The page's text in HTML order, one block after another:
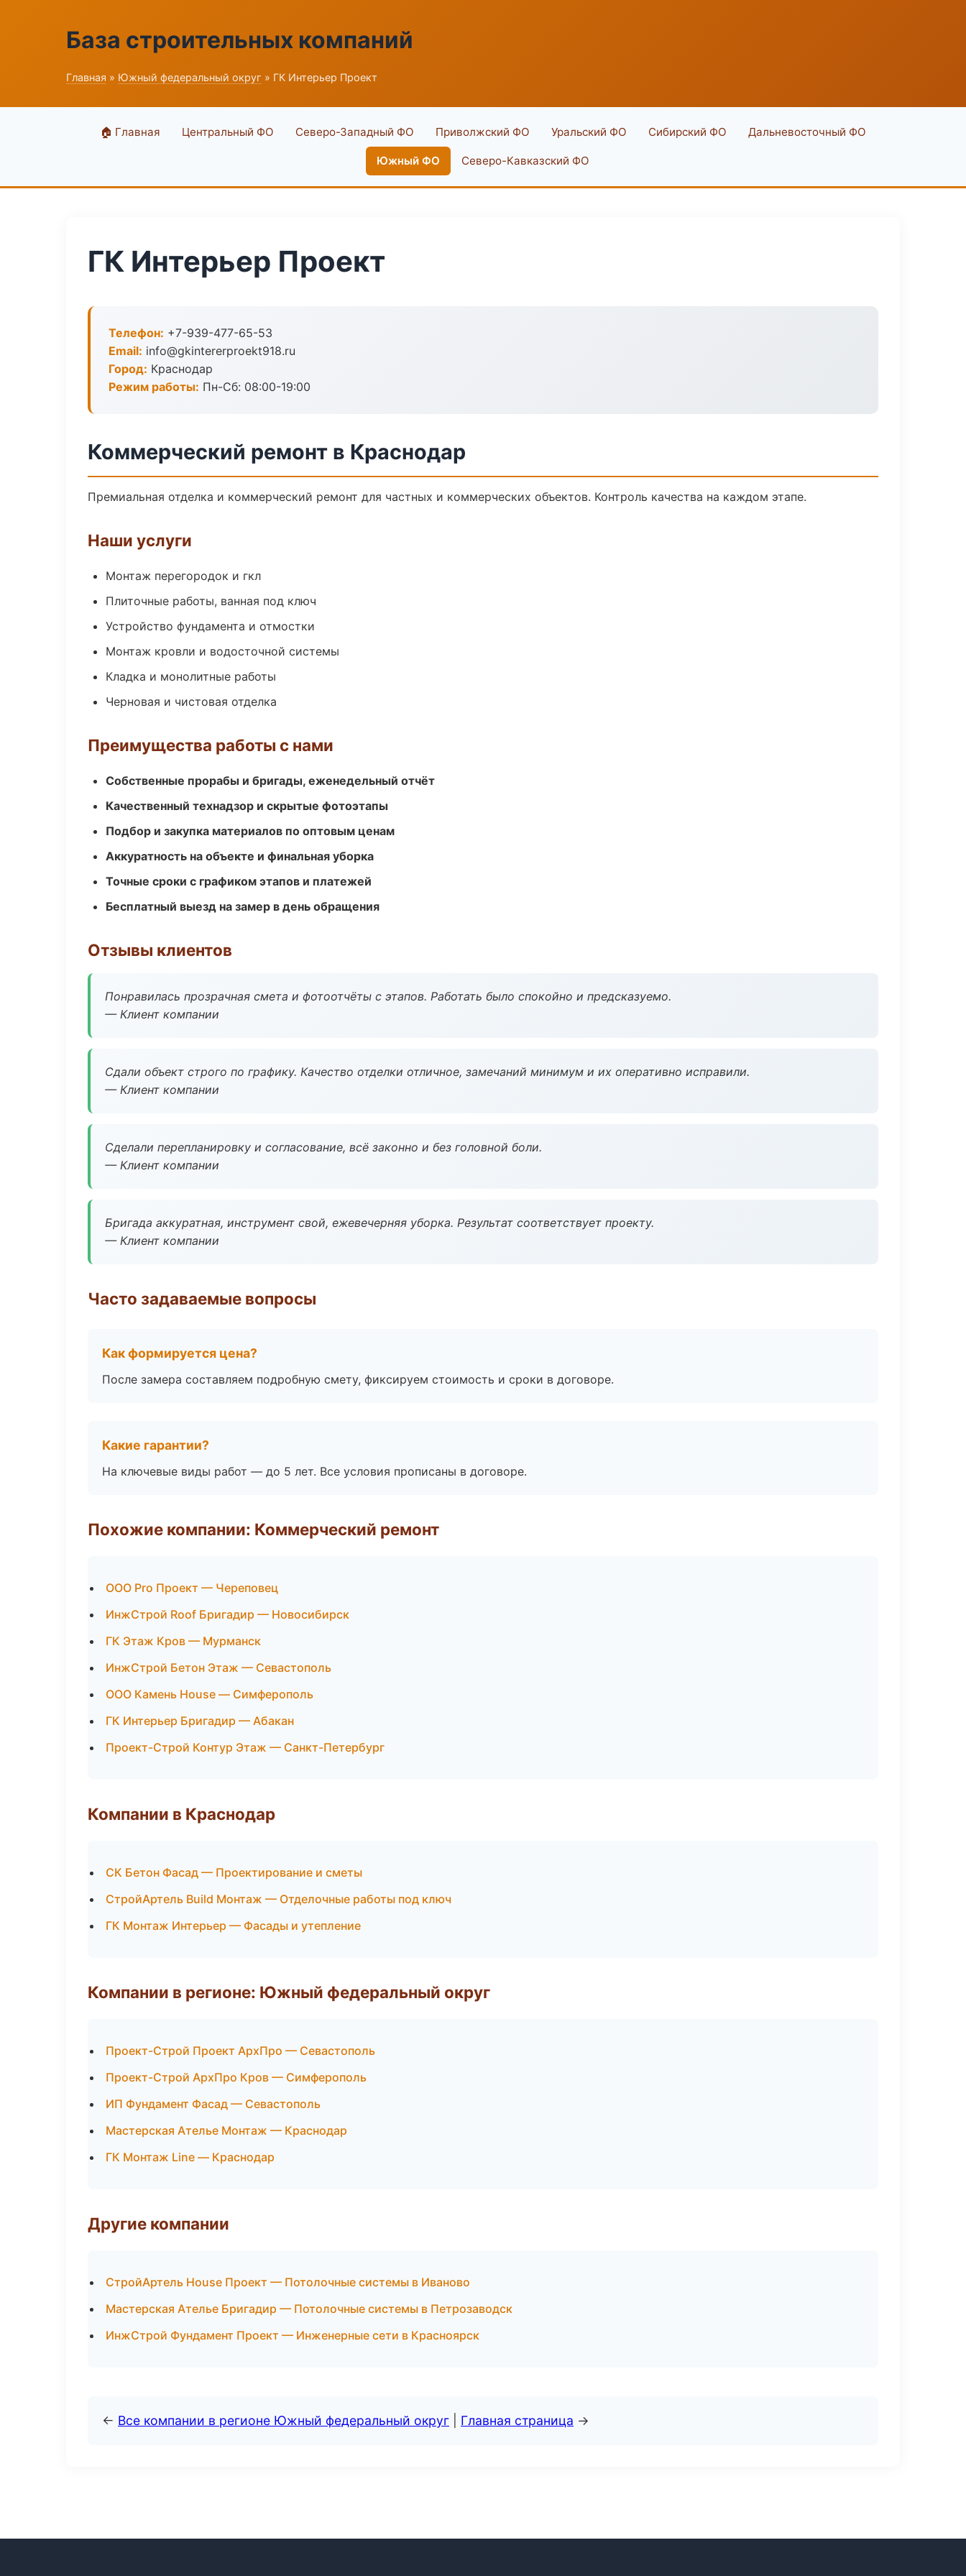
База строительных компаний
Главная » Южный федеральный округ » ГК Интерьер Проект
🏠 Главная Центральный ФО Северо-Западный ФО Приволжский ФО Уральский ФО Сибирский ФО Дальневосточный ФО
Южный ФО Северо-Кавказский ФО
ГК Интерьер Проект
Телефон: +7-939-477-65-53
Email: info@gkintererproekt918.ru
Город: Краснодар
Режим работы: Пн-Сб: 08:00-19:00
Коммерческий ремонт в Краснодар
Премиальная отделка и коммерческий ремонт для частных и коммерческих объектов. Контроль качества на каждом этапе.
Наши услуги
Монтаж перегородок и гкл
Плиточные работы, ванная под ключ
Устройство фундамента и отмостки
Монтаж кровли и водосточной системы
Кладка и монолитные работы
Черновая и чистовая отделка
Преимущества работы с нами
Собственные прорабы и бригады, еженедельный отчёт
Качественный технадзор и скрытые фотоэтапы
Подбор и закупка материалов по оптовым ценам
Аккуратность на объекте и финальная уборка
Точные сроки с графиком этапов и платежей
Бесплатный выезд на замер в день обращения
Отзывы клиентов
Понравилась прозрачная смета и фотоотчёты с этапов. Работать было спокойно и предсказуемо.
— Клиент компании
Сдали объект строго по графику. Качество отделки отличное, замечаний минимум и их оперативно исправили.
— Клиент компании
Сделали перепланировку и согласование, всё законно и без головной боли.
— Клиент компании
Бригада аккуратная, инструмент свой, ежевечерняя уборка. Результат соответствует проекту.
— Клиент компании
Часто задаваемые вопросы
Как формируется цена?
После замера составляем подробную смету, фиксируем стоимость и сроки в договоре.
Какие гарантии?
На ключевые виды работ — до 5 лет. Все условия прописаны в договоре.
Похожие компании: Коммерческий ремонт
ООО Pro Проект — Череповец
ИнжСтрой Roof Бригадир — Новосибирск
ГК Этаж Кров — Мурманск
ИнжСтрой Бетон Этаж — Севастополь
ООО Камень House — Симферополь
ГК Интерьер Бригадир — Абакан
Проект-Строй Контур Этаж — Санкт-Петербург
Компании в Краснодар
СК Бетон Фасад — Проектирование и сметы
СтройАртель Build Монтаж — Отделочные работы под ключ
ГК Монтаж Интерьер — Фасады и утепление
Компании в регионе: Южный федеральный округ
Проект-Строй Проект АрхПро — Севастополь
Проект-Строй АрхПро Кров — Симферополь
ИП Фундамент Фасад — Севастополь
Мастерская Ателье Монтаж — Краснодар
ГК Монтаж Line — Краснодар
Другие компании
СтройАртель House Проект — Потолочные системы в Иваново
Мастерская Ателье Бригадир — Потолочные системы в Петрозаводск
ИнжСтрой Фундамент Проект — Инженерные сети в Красноярск
← Все компании в регионе Южный федеральный округ Главная страница →